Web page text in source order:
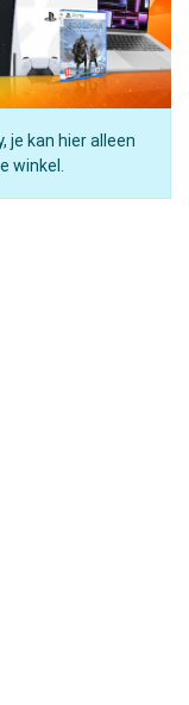
je kan hier alleen
winkel.